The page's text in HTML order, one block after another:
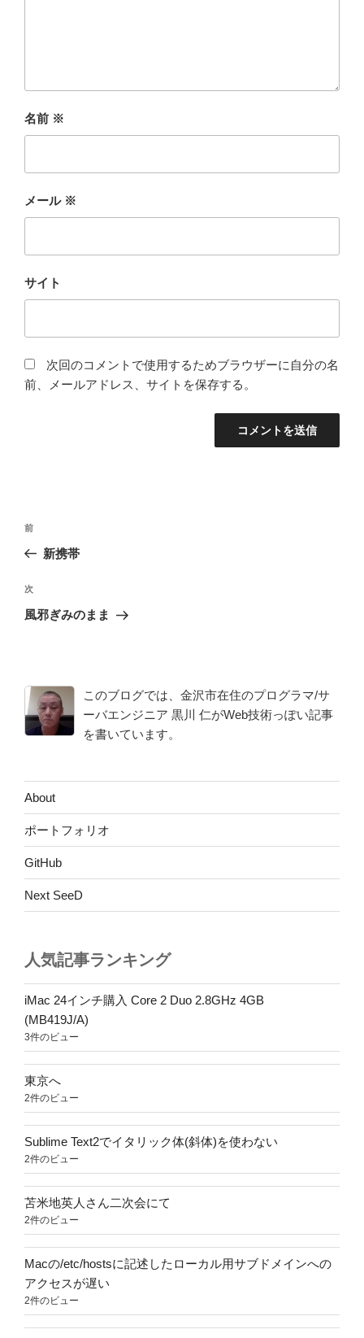
名前 ※
メール ※
サイト
次回のコメントで使用するためブラウザーに自分の名
前、メールアドレス、サイトを保存する。
投
ビ
ゲ
ン
前
の
稿
前
新携帯
次
の
次
風邪ぎみのまま
このブログでは、金沢市在住のプログラマ/サ
ーバエンジニア 黒川 仁がWeb技術っぽい記事
を書いています。
About
ポートフォリオ
GitHub
Next SeeD
人気記事ランキング
iMac 24インチ購入 Core 2 Duo 2.8GHz 4GB
(MB419J/A)
3件のビュー
東京へ
2件のビュー
Sublime Text2でイタリック体(斜体)を使わない
2件のビュー
苫米地英人さん二次会にて
2件のビュー
Macの/etc/hostsに記述したローカル用サブドメインへの
アクセスが遅い
2件のビュー